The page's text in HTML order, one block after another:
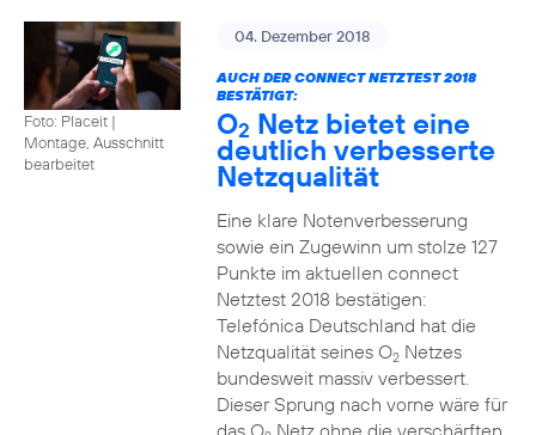
Foto: Placeit |
Montage, Ausschnitt
bearbeitet
04. Dezember 2018
AUCH DER CONNECT NETZTEST 2018
BESTÄTIGT:
O2 Netz bietet eine
deutlich verbesserte
Netzqualität
Eine klare Notenverbesserung
sowie ein Zugewinn um stolze 127
Punkte im aktuellen connect
Netztest 2018 bestätigen:
Telefónica Deutschland hat die
Netzqualität seines O2Netzes
bundesweit massiv verbessert.
Dieser Sprung nach vorne wäre für
das O Netz ohne die verschärften